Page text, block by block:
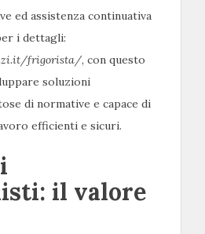
ed assistenza continuativa
i dettagli:
frigorista/, con questo
soluzioni
di normative e capace di
efficienti e sicuri.
il valore